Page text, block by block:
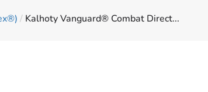
/ Kalhoty Vanguard® Combat Direct...